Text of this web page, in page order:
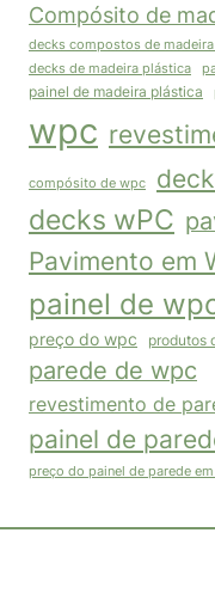
Compósito de
decks compostos de
decks de madeira plástica
painel de madeira plástica
wpc
compósito de wpc
decks wPC
Pavimento em
painel de
preço do wpc produtos
parede de wpc
revestimento de
painel de
preço do painel de parede